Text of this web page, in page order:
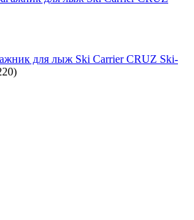
для лыж Ski Carrier CRUZ Ski-
)